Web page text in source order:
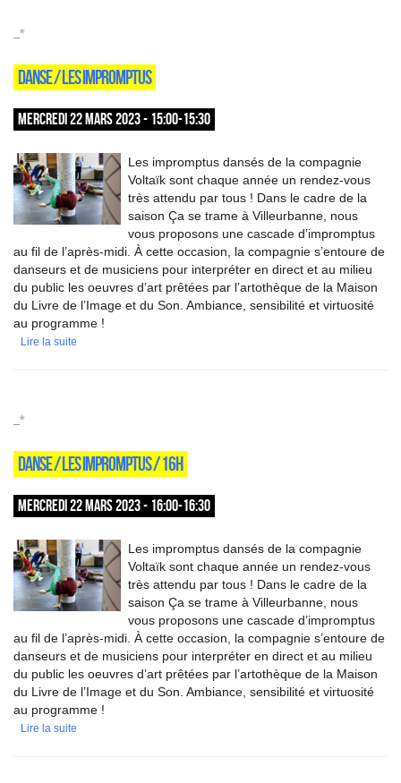
_*
DANSE / LES IMPROMPTUS
MERCREDI 22 MARS 2023 - 15:00-15:30
Les impromptus dansés de la compagnie
Voltaïk sont chaque année un rendez-vous
très attendu par tous ! Dans le cadre de la
saison Ça se trame à Villeurbanne, nous
vous proposons une cascade d’impromptus
au fil de l’après-midi. À cette occasion, la compagnie s’entoure de
danseurs et de musiciens pour interpréter en direct et au milieu
du public les oeuvres d’art prêtées par l’artothèque de la Maison
du Livre de l’Image et du Son. Ambiance, sensibilité et virtuosité
au programme !
Lire la suite
_*
DANSE / LES IMPROMPTUS / 16H
MERCREDI 22 MARS 2023 - 16:00-16:30
Les impromptus dansés de la compagnie
Voltaïk sont chaque année un rendez-vous
très attendu par tous ! Dans le cadre de la
saison Ça se trame à Villeurbanne, nous
vous proposons une cascade d’impromptus
au fil de l’après-midi. À cette occasion, la compagnie s’entoure de
danseurs et de musiciens pour interpréter en direct et au milieu
du public les oeuvres d’art prêtées par l’artothèque de la Maison
du Livre de l’Image et du Son. Ambiance, sensibilité et virtuosité
au programme !
Lire la suite